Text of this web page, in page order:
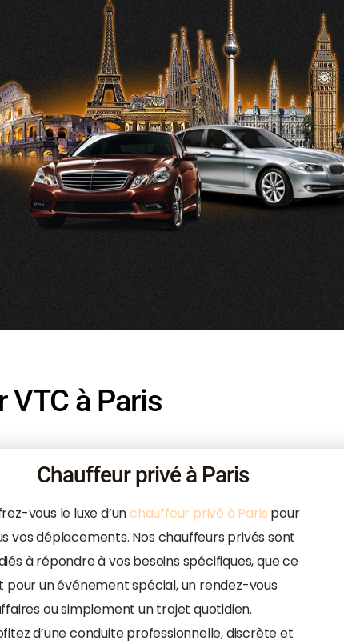
à Paris
Chauffeur privé à Paris
vous le luxe d’unchauffeur privé à Paris pour
vos déplacements. Nos chauffeurs privés sont
à répondre à vos besoins spécifiques, que ce
pour un événement spécial, un rendez-vous
ou simplement un trajet quotidien.
d’une conduite professionnelle, discrète et